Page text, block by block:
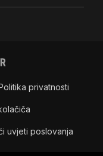
privatnosti
uvjeti poslovanja